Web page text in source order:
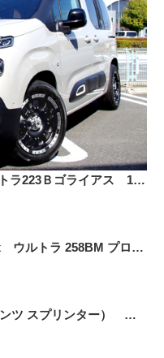
シトロエン ベルランゴ x ウルトラ223Ｂゴライアス 17インチ
シトロエン グランドC4ピカソ x ウルトラ 258BM プローラー CUV 18インチ
ハイマー ML-I580（メルセデスベンツ スプリンター） ウルトラ450トイル 16インチ